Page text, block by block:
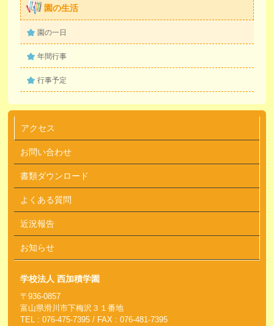
園の生活
園の一日
年間行事
行事予定
アクセス
お問い合わせ
書類ダウンロード
よくある質問
近況報告
お知らせ
学校法人 西加積学園
〒936-0857
富山県滑川市下梅沢３１番地
TEL : 076-475-7395 / FAX : 076-481-7395